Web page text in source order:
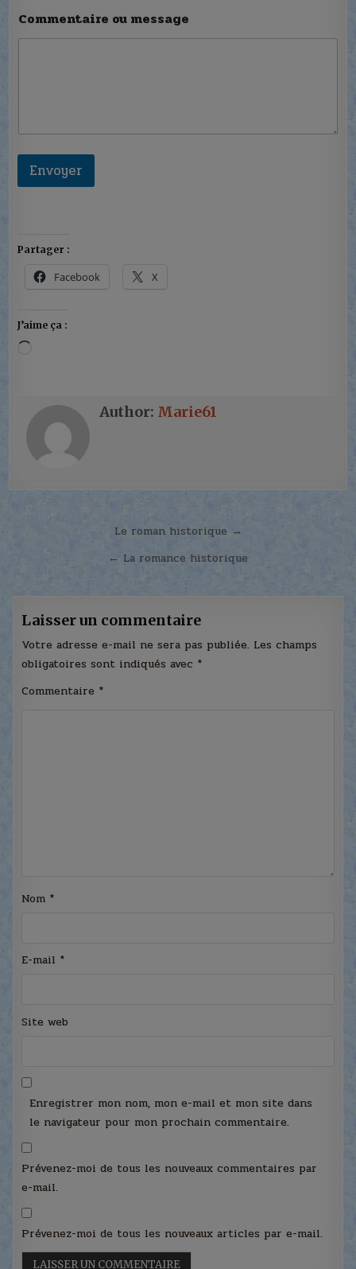
Commentaire ou message
Envoyer
Partager :
Facebook X
J’aime ça :
Author: Marie61
NavigationLe roman historique →
← La romance historique
Laisser un commentaire
Votre adresse e-mail ne sera pas publiée. Les champs
obligatoires sont indiqués avec *
Commentaire *
Nom *
E-mail *
Site web
Enregistrer mon nom, mon e-mail et mon site dans
le navigateur pour mon prochain commentaire.
Prévenez-moi de tous les nouveaux commentaires par
e-mail.
Prévenez-moi de tous les nouveaux articles par e-mail.